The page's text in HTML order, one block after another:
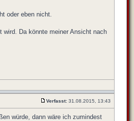
oder eben nicht.
Da könnte meiner Ansicht nach
Verfasst: 31.08.2015, 13:43
würde, dann wäre ich zumindest